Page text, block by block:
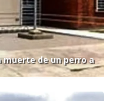
de un perro a